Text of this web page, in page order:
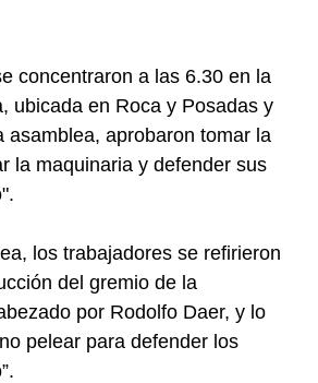
concentraron a las 6.30 en la
ubicada en Roca y Posadas y
asamblea, aprobaron tomar la
la maquinaria y defender sus
los trabajadores se refirieron
del gremio de la
por Rodolfo Daer, y lo
pelear para defender los